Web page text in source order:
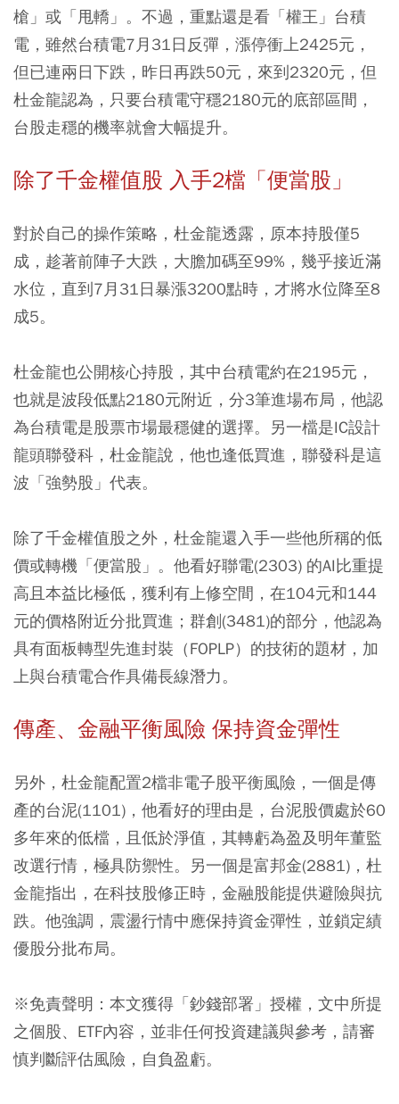
槍」或「甩轎」。不過，重點還是看「權王」台積
電，雖然台積電7月31日反彈，漲停衝上2425元，
但已連兩日下跌，昨日再跌50元，來到2320元，但
杜金龍認為，只要台積電守穩2180元的底部區間，
台股走穩的機率就會大幅提升。
除了千金權值股 入手2檔「便當股」
對於自己的操作策略，杜金龍透露，原本持股僅5
成，趁著前陣子大跌，大膽加碼至99%，幾乎接近滿
水位，直到7月31日暴漲3200點時，才將水位降至8
成5。
杜金龍也公開核心持股，其中台積電約在2195元，
也就是波段低點2180元附近，分3筆進場布局，他認
為台積電是股票市場最穩健的選擇。另一檔是IC設計
龍頭聯發科，杜金龍說，他也逢低買進，聯發科是這
波「強勢股」代表。
除了千金權值股之外，杜金龍還入手一些他所稱的低
價或轉機「便當股」。他看好聯電(2303) 的AI比重提
高且本益比極低，獲利有上修空間，在104元和144
元的價格附近分批買進；群創(3481)的部分，他認為
具有面板轉型先進封裝（FOPLP）的技術的題材，加
上與台積電合作具備長線潛力。
傳產、金融平衡風險 保持資金彈性
另外，杜金龍配置2檔非電子股平衡風險，一個是傳
產的台泥(1101)，他看好的理由是，台泥股價處於60
多年來的低檔，且低於淨值，其轉虧為盈及明年董監
改選行情，極具防禦性。另一個是富邦金(2881)，杜
金龍指出，在科技股修正時，金融股能提供避險與抗
跌。他強調，震盪行情中應保持資金彈性，並鎖定績
優股分批布局。
※免責聲明：本文獲得「鈔錢部署」授權，文中所提
之個股、ETF內容，並非任何投資建議與參考，請審
慎判斷評估風險，自負盈虧。